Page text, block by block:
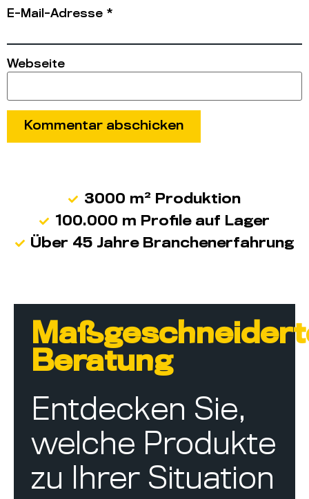
E-Mail-Adresse *
Webseite
3000 m² Produktion
100.000 m Profile auf Lager
Über 45 Jahre Branchenerfahrung
Beratung
Entdecken Sie,
welche Produkte
zu Ihrer Situation